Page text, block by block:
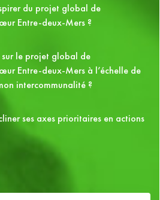
du projet global de
Entre-deux-Mers ?
sur le projet global de
Entre-deux-Mers à l’échelle de
intercommunalité ?
ses axes prioritaires en actions